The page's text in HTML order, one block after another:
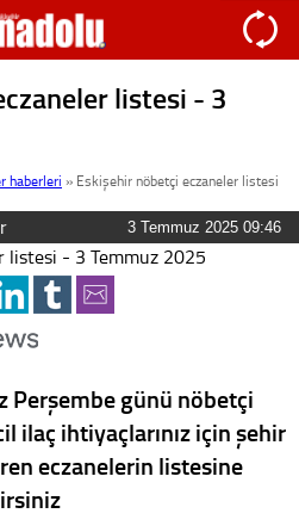
listesi - 3
haberleri » Eskişehir nöbetçi eczaneler listesi
3 Temmuz 2025 09:46
Perşembe günü nöbetçi
ilaç ihtiyaçlarınız için şehir
eczanelerin listesine